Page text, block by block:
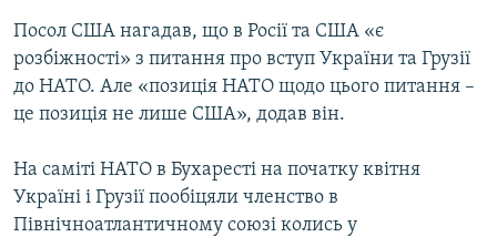
Усі сайти RFE/RL
Посол США нагадав, що в Росії та США «є
розбіжності» з питання про вступ України та Грузії
до НАТО. Але «позиція НАТО щодо цього питання –
це позиція не лише США», додав він.
На саміті НАТО в Бухаресті на початку квітня
Україні і Грузії пообіцяли членство в
Північноатлантичному союзі колись у